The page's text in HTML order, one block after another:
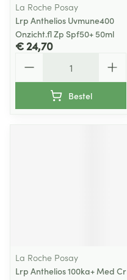
La Roche Posay
Lrp Anthelios Uvmune400
Onzicht.fl Zp Spf50+ 50ml
€ 24,70
Bestel
La Roche Posay
Lrp Anthelios 100ka+ Med Cr